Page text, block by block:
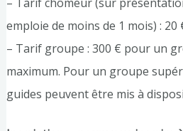
emploie de moins de 1 mois) : 20
– Tarif groupe : 300 € pour un
maximum. Pour un groupe
guides peuvent être mis à